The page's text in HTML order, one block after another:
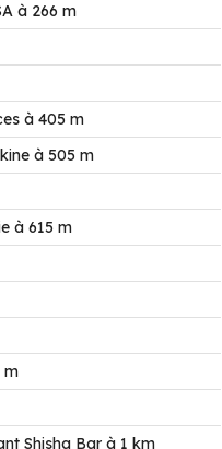
à 266 m
à 405 m
à 505 m
à 615 m
m
Shisha Bar à 1 km